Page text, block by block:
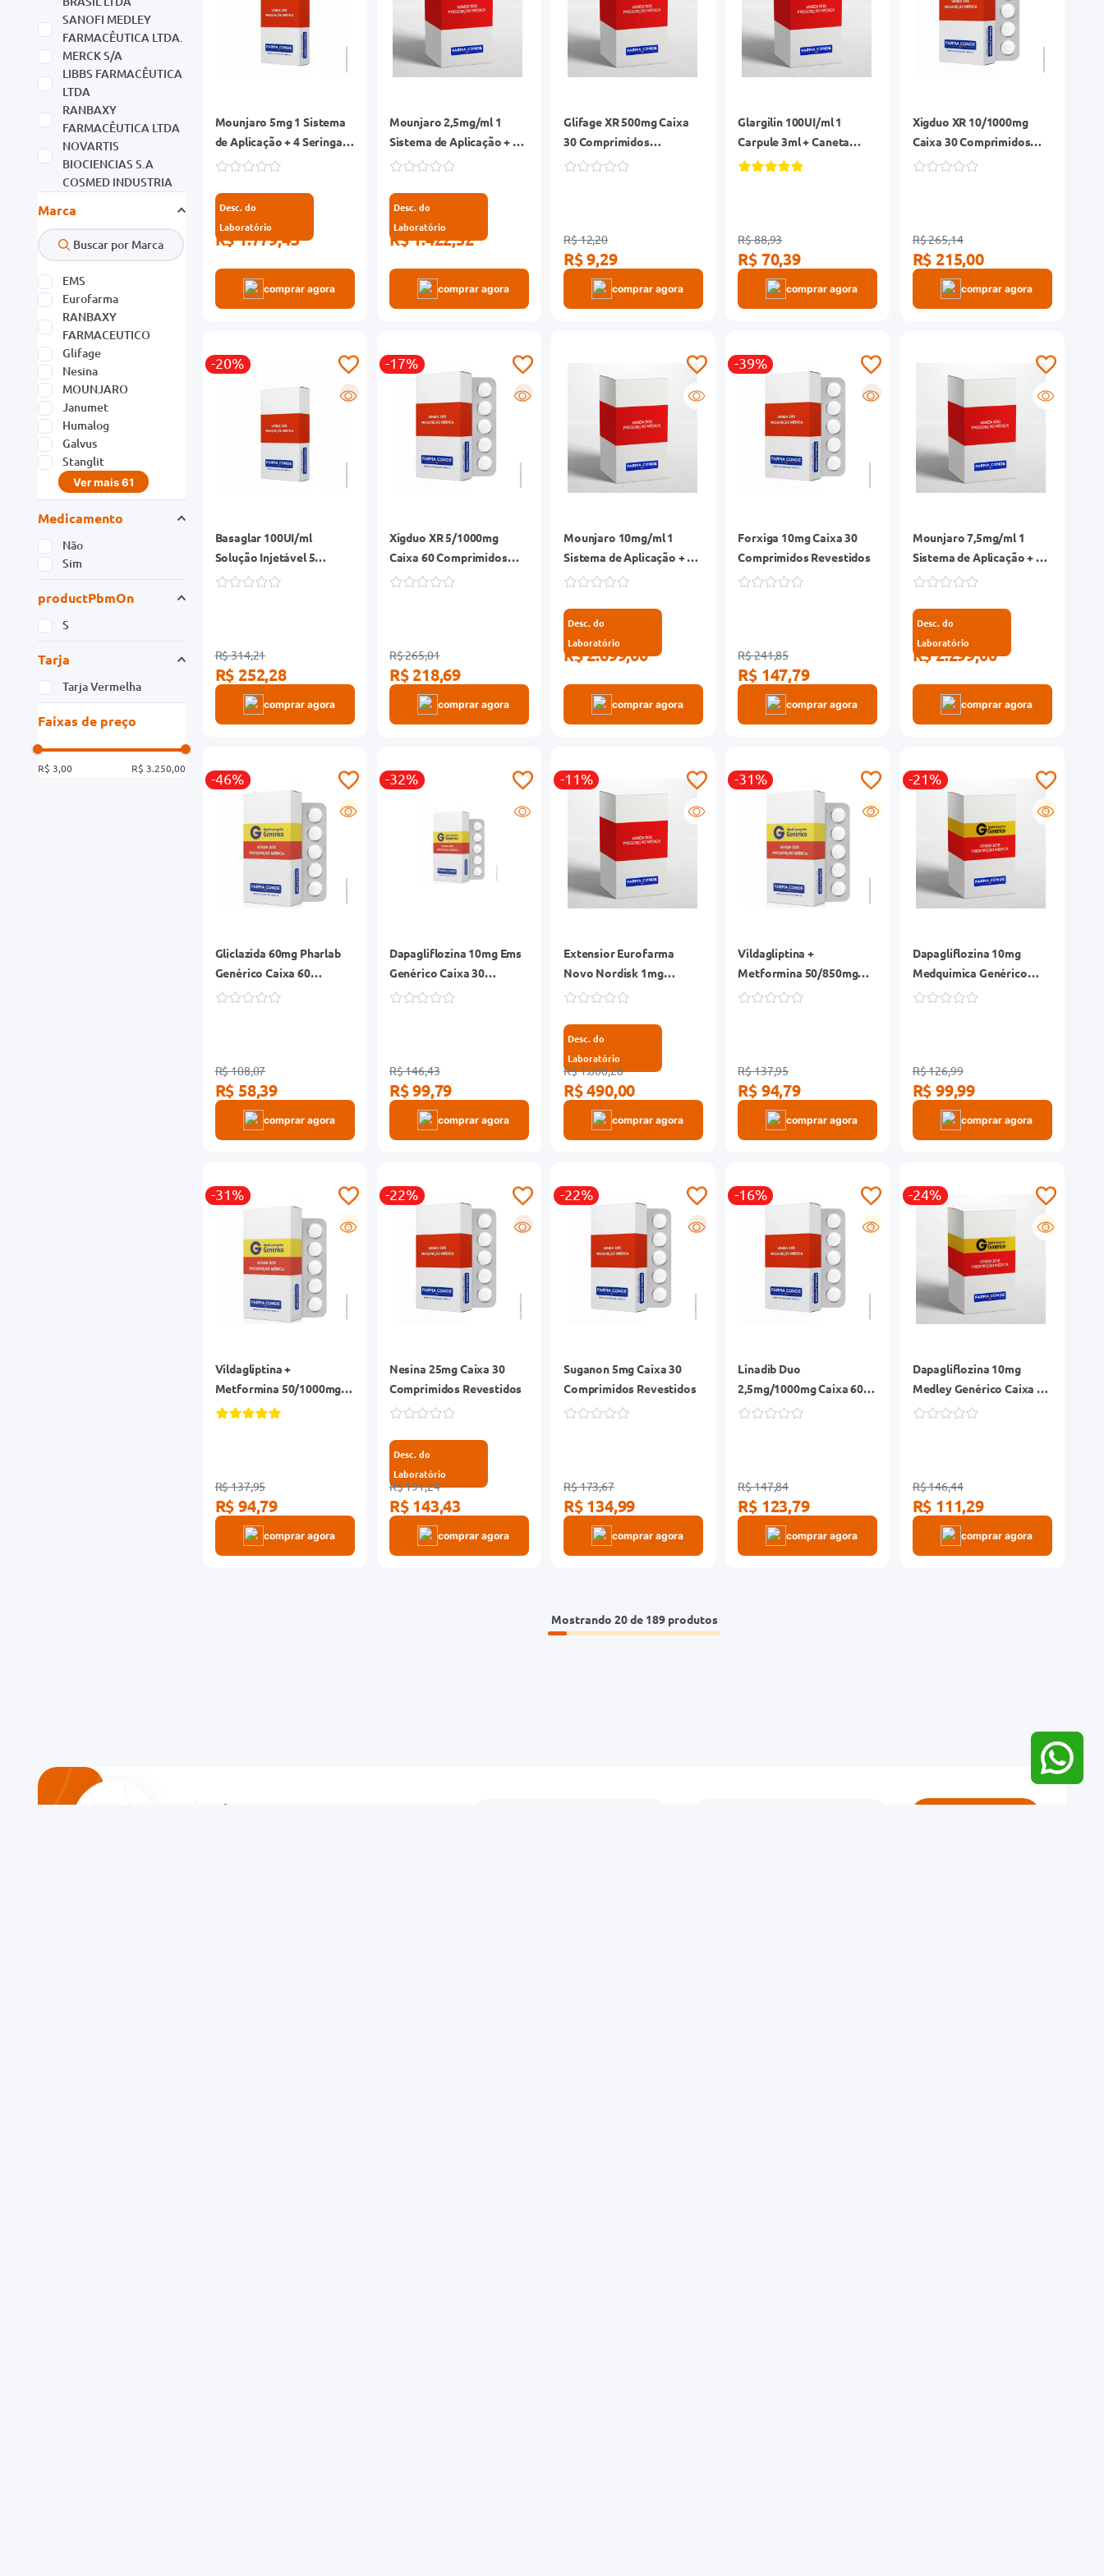
SANOFI MEDLEY
FARMACÊUTICA LTDA.
MERCK S/A
LIBBS FARMACÊUTICA
LTDA
RANBAXY
FARMACÊUTICA LTDA
NOVARTIS
BIOCIENCIAS S.A
COSMED INDUSTRIA
MEDICAMENTOS S.A.
BOEHRINGER
INGELHEIM DO BRASIL
FARMACEUTICA LTDA.
PRATI DONADUZZI &
CIA LTDA
Ver mais 36
Marca
EMS
Eurofarma
RANBAXY
FARMACEUTICO
Glifage
Nesina
MOUNJARO
Janumet
Humalog
Galvus
Stanglit
Ver mais 61
Medicamento
Não
Sim
productPbmOn
S
Tarja
Tarja Vermelha
Faixas de preço
R$ 3,00 R$ 3.250,00
Mounjaro 5mg 1 Sistema
de Aplicação + 4 Seringas
0,5ml
Desc. do
Laboratório
R$ 1.779,43
comprar agora
Mounjaro 2,5mg/ml 1
Sistema de Aplicação + 4
Canetas Aplicadoras 0,5ml
Desc. do
Laboratório
R$ 1.422,52
comprar agora
Glifage XR 500mg Caixa
30 Comprimidos
Liberação Prolongada
R$ 12,20
R$ 9,29
comprar agora
Glargilin 100UI/ml 1
Carpule 3ml + Caneta
Aplicadora
R$ 88,93
R$ 70,39
comprar agora
Xigduo XR 10/1000mg
Caixa 30 Comprimidos
Revestidos
R$ 265,14
R$ 215,00
comprar agora
-20%
R
Basaglar 100UI/ml
Solução Injetável 5
Carpules 3ml + 5 Sistemas
R$ 314,21
R$ 252,28
comprar agora
-17%
R
Xigduo XR 5/1000mg
Caixa 60 Comprimidos
Revestidos
R$ 265,01
R$ 218,69
comprar agora
Mounjaro 10mg/ml 1
Sistema de Aplicação + 4
Canetas Aplicadoras 0,5ml
Desc. do
Laboratório
R$ 2.699,00
comprar agora
-39%
R
Forxiga 10mg Caixa 30
Comprimidos Revestidos
R$ 241,85
R$ 147,79
comprar agora
Mounjaro 7,5mg/ml 1
Sistema de Aplicação + 4
Canetas Aplicadoras 0,5ml
Desc. do
Laboratório
R$ 2.299,00
comprar agora
-46%
G
Gliclazida 60mg Pharlab
Genérico Caixa 60
Comprimidos Revestidos
R$ 108,07
R$ 58,39
comprar agora
-32%
Dapagliflozina 10mg Ems
Genérico Caixa 30
Comprimidos Revestidos
R$ 146,43
R$ 99,79
comprar agora
-11%
Extensior Eurofarma
Novo Nordisk 1mg
Semaglutida 1,34mg/ml
Aplicação + 4 Agulhas
Desc. do
Laboratório
R$ 1.000,28
R$ 490,00
comprar agora
-31%
G
Vildagliptina +
Metformina 50/850mg
Althaia Genérico Caixa 60
R$ 137,95
R$ 94,79
comprar agora
-21%
G
Dapagliflozina 10mg
Medquimica Genérico
Caixa 30 Comprimidos
R$ 126,99
R$ 99,99
comprar agora
-31%
G
Vildagliptina +
Metformina 50/1000mg
Althaia Genérico Caixa 60
R$ 137,95
R$ 94,79
comprar agora
-22%
R
Nesina 25mg Caixa 30
Comprimidos Revestidos
Desc. do
Laboratório
R$ 191,24
R$ 143,43
comprar agora
-22%
R
Suganon 5mg Caixa 30
Comprimidos Revestidos
R$ 173,67
R$ 134,99
comprar agora
-16%
G
Linadib Duo
2,5mg/1000mg Caixa 60
Comprimidos Revestidos
R$ 147,84
R$ 123,79
comprar agora
-24%
G
Dapagliflozina 10mg
Medley Genérico Caixa 30
Comprimidos
R$ 146,44
R$ 111,29
comprar agora
Mostrando 20 de 189
Cadastre-se em